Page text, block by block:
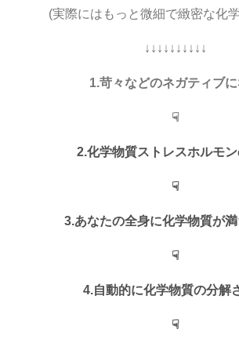
(実際にはもっと微細で緻密な化学
↓↓↓↓↓↓↓↓↓↓
1.苛々などのネガティブ
☟
2.化学物質ストレスホルモ
☟
3.あなたの全身に化学物質が
☟
4.自動的に化学物質の分解
☟